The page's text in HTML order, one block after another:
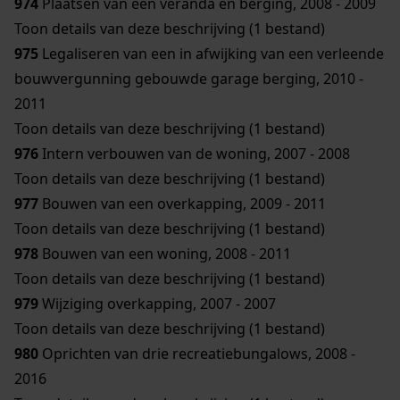
Toon details van deze beschrijving (1 bestand)
975 Legaliseren van een in afwijking van een verleende
bouwvergunning gebouwde garage berging, 2010 -
2011
Toon details van deze beschrijving (1 bestand)
976 Intern verbouwen van de woning, 2007 - 2008
Toon details van deze beschrijving (1 bestand)
977 Bouwen van een overkapping, 2009 - 2011
Toon details van deze beschrijving (1 bestand)
978 Bouwen van een woning, 2008 - 2011
Toon details van deze beschrijving (1 bestand)
979Wijziging overkapping, 2007 - 2007
Toon details van deze beschrijving (1 bestand)
980 Oprichten van drie recreatiebungalows, 2008 -
2016